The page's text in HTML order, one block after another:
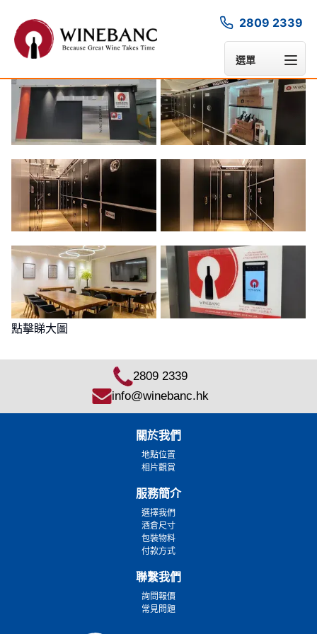
2809 2339
選單
相片集
6
點擊睇大圖
2809 2339
info@winebanc.hk
關於我們
地點位置
相片觀賞
服務簡介
選擇我們
酒倉尺寸
包裝物料
付款方式
聯繫我們
詢問報價
常見問題